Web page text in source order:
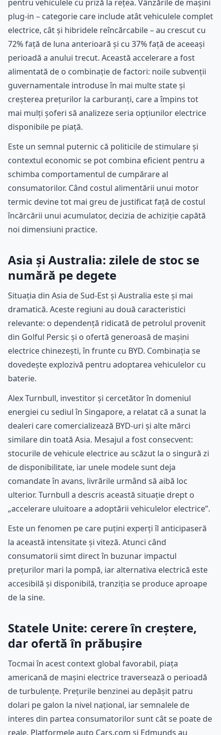
pentru vehiculele cu priză la rețea. Vânzările de mașini
plug-in – categorie care include atât vehiculele complet
electrice, cât și hibridele reîncărcabile – au crescut cu
72% față de luna anterioară și cu 37% față de aceeași
perioadă a anului trecut. Această accelerare a fost
alimentată de o combinație de factori: noile subvenții
guvernamentale introduse în mai multe state și
creșterea prețurilor la carburanți, care a împins tot
mai mulți șoferi să analizeze seria opțiunilor electrice
disponibile pe piață.
Este un semnal puternic că politicile de stimulare și
contextul economic se pot combina eficient pentru a
schimba comportamentul de cumpărare al
consumatorilor. Când costul alimentării unui motor
termic devine tot mai greu de justificat față de costul
încărcării unui acumulator, decizia de achiziție capătă
noi dimensiuni practice.
Asia și Australia: zilele de stoc se
numără pe degete
Situația din Asia de Sud-Est și Australia este și mai
dramatică. Aceste regiuni au două caracteristici
relevante: o dependență ridicată de petrolul provenit
din Golful Persic și o ofertă generoasă de mașini
electrice chinezești, în frunte cu BYD. Combinația se
dovedește explozivă pentru adoptarea vehiculelor cu
baterie.
Alex Turnbull, investitor și cercetător în domeniul
energiei cu sediul în Singapore, a relatat că a sunat la
dealeri care comercializează BYD-uri și alte mărci
similare din toată Asia. Mesajul a fost consecvent:
stocurile de vehicule electrice au scăzut la o singură zi
de disponibilitate, iar unele modele sunt deja
comandate în avans, livrările urmând să aibă loc
ulterior. Turnbull a descris această situație drept o
„accelerare uluitoare a adoptării vehiculelor electrice”.
Este un fenomen pe care puțini experți îl anticipaseră
la această intensitate și viteză. Atunci când
consumatorii simt direct în buzunar impactul
prețurilor mari la pompă, iar alternativa electrică este
accesibilă și disponibilă, tranziția se produce aproape
de la sine.
Statele Unite: cerere în creștere,
dar ofertă în prăbușire
Tocmai în acest context global favorabil, piața
americană de mașini electrice traversează o perioadă
de turbulențe. Prețurile benzinei au depășit patru
dolari pe galon la nivel național, iar semnalele de
interes din partea consumatorilor sunt cât se poate de
reale. Platformele auto Cars.com și Edmunds au